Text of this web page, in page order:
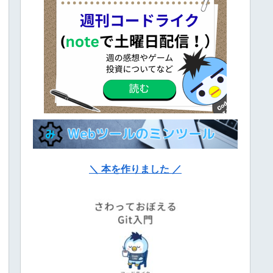
＼ 本を作りました ／